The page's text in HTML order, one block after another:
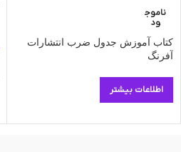
ناموج
ود
کتاب آموزش جدول ضرب انتشارات
آفرنگ
اطلاعات بیشتر